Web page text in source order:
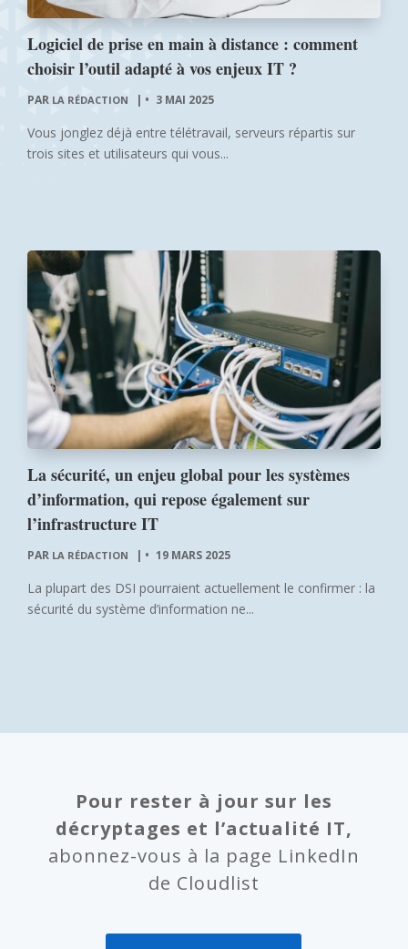
Logiciel de prise en main à distance : comment
choisir l’outil adapté à vos enjeux IT ?
PAR LA RÉDACTION | 3 MAI 2025
Vous jonglez déjà entre télétravail, serveurs répartis sur
trois sites et utilisateurs qui vous...
La sécurité, un enjeu global pour les systèmes
d’information, qui repose également sur
l’infrastructure IT
PAR LA RÉDACTION | 19 MARS 2025
La plupart des DSI pourraient actuellement le confirmer : la
sécurité du système d’information ne...
Pour rester à jour sur les
décryptages et l’actualité IT,
abonnez-vous à la page LinkedIn
de Cloudlist